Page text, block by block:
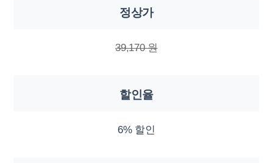
정상가
39,170 원
할인율
6% 할인